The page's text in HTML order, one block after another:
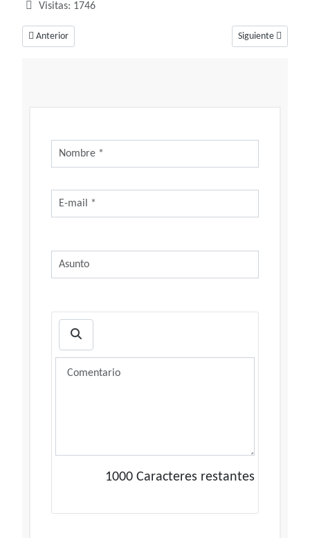
Visitas: 1746
Artículo anterior: Cosas de los elefantes básicas que quizás no sabíamos
Anterior Artículo siguiente:
Siguiente
1000 Caracteres restantes